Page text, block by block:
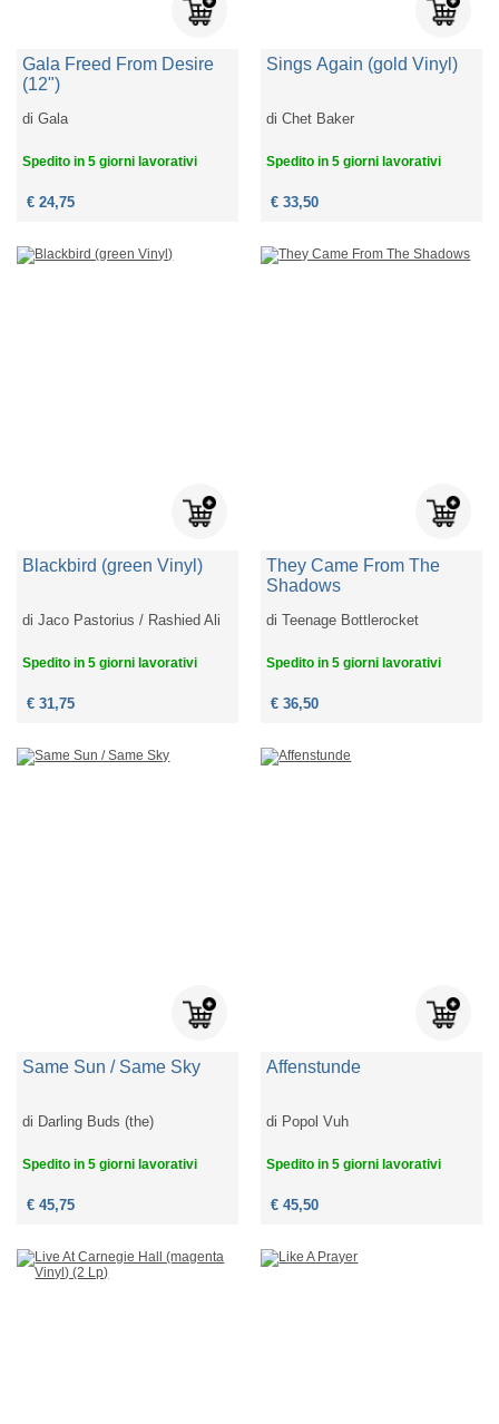
Gala Freed From Desire
(12")
diGala
Spedito in 5 giorni lavorativi
€ 24,75
Sings Again (gold Vinyl)
diChet Baker
Spedito in 5 giorni lavorativi
€ 33,50
Blackbird (green Vinyl)
diJaco Pastorius / Rashied Ali
Spedito in 5 giorni lavorativi
€ 31,75
They Came From The
Shadows
diTeenage Bottlerocket
Spedito in 5 giorni lavorativi
€ 36,50
Same Sun / Same Sky
di Darling Buds (the)
Spedito in 5 giorni lavorativi
€ 45,75
Affenstunde
di Popol Vuh
Spedito in 5 giorni lavorativi
€ 45,50